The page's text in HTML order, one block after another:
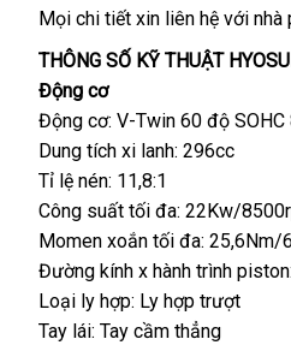
Mọi chi tiết xin liên hệ với
THÔNG SỐ KỸ THUẬT
Động cơ
Động cơ: V-Twin 60 độ
Dung tích xi lanh: 296cc
Tỉ lệ nén: 11,8:1
Công suất tối đa: 22Kw/
Momen xoắn tối đa: 25,6Nm/
Đường kính x hành trình
Loại ly hợp: Ly hợp trượt
Tay lái: Tay cầm thẳng